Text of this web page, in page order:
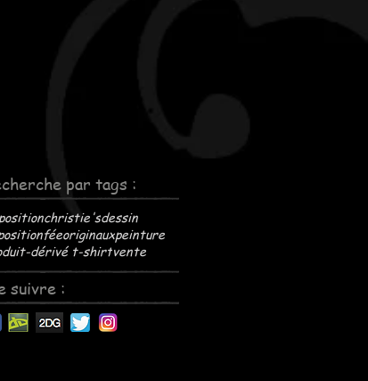
par tags :
christie'sdessin
féeoriginauxpeinture
dérivé t-shirtvente
suivre :